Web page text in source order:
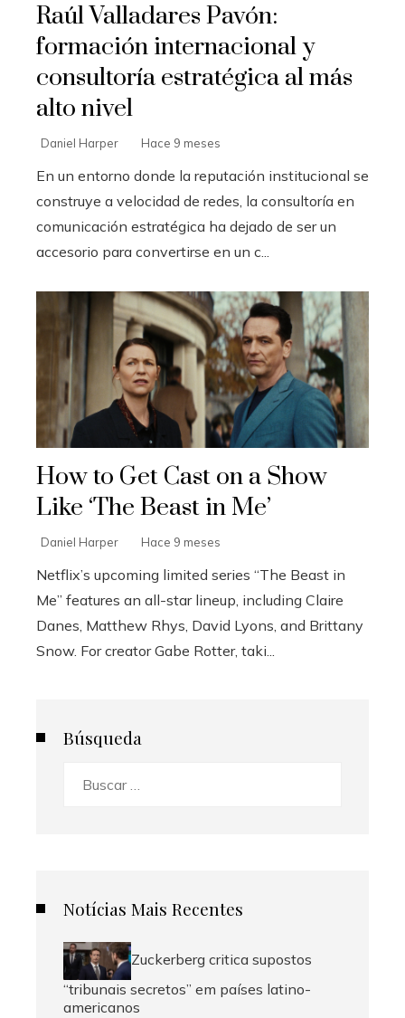
Raúl Valladares Pavón:
formación internacional y
consultoría estratégica al más
alto nivel
Daniel Harper Hace 9 meses
En un entorno donde la reputación institucional se
construye a velocidad de redes, la consultoría en
comunicación estratégica ha dejado de ser un
accesorio para convertirse en un c...
How to Get Cast on a Show
Like ‘The Beast in Me’
Daniel Harper Hace 9 meses
Netflix’s upcoming limited series “The Beast in
Me” features an all-star lineup, including Claire
Danes, Matthew Rhys, David Lyons, and Brittany
Snow. For creator Gabe Rotter, taki...
Búsqueda
Notícias Mais Recentes
Zuckerberg critica supostos
“tribunais secretos” em países latino-
americanos